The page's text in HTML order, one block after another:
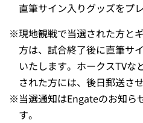
直筆サイン入りグッズをプ
※現地観戦で当選された方と
方は、試合終了後に直筆サ
いたします。ホークスTVな
された方には、後日郵送さ
※当選通知はEngateのお知ら
す。